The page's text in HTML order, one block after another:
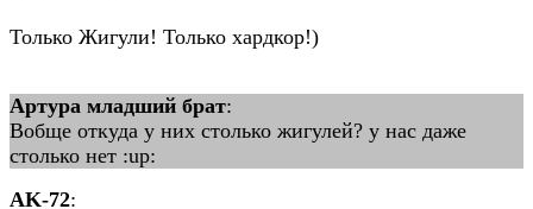
Только Жигули! Только хардкор!)
Артура младший брат:
Вобще откуда у них столько жигулей? у нас даже
столько нет :up:
AK-72: